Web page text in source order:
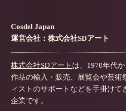
Cosdel Japan
運営会社：株式会社SDアート
株式会社SDアート は、1970年代
作品の輸入・販売、展覧会や芸術
ィストのサポートなどを手掛けて
企業です。